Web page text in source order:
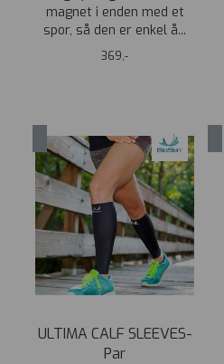
magnet i enden med et
spor, så den er enkel å...
369,-
ULTIMA CALF SLEEVES-
Par